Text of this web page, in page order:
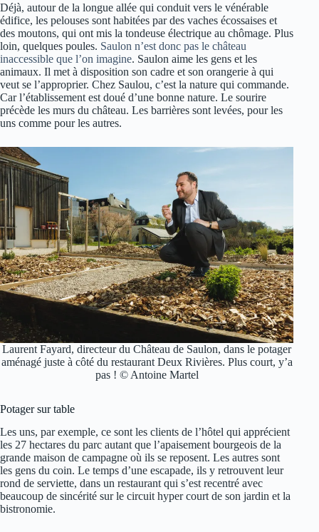
Déjà, autour de la longue allée qui conduit vers le vénérable
édifice, les pelouses sont habitées par des vaches écossaises et
des moutons, qui ont mis la tondeuse électrique au chômage. Plus
loin, quelques poules. Saulon n’est donc pas le château
inaccessible que l’on imagine. Saulon aime les gens et les
animaux. Il met à disposition son cadre et son orangerie à qui
veut se l’approprier. Chez Saulou, c’est la nature qui commande.
Car l’établissement est doué d’une bonne nature. Le sourire
précède les murs du château. Les barrières sont levées, pour les
uns comme pour les autres.
Laurent Fayard, directeur du Château de Saulon, dans le potager
aménagé juste à côté du restaurant Deux Rivières. Plus court, y’a
pas ! © Antoine Martel
Potager sur table
Les uns, par exemple, ce sont les clients de l’hôtel qui apprécient
les 27 hectares du parc autant que l’apaisement bourgeois de la
grande maison de campagne où ils se reposent. Les autres sont
les gens du coin. Le temps d’une escapade, ils y retrouvent leur
rond de serviette, dans un restaurant qui s’est recentré avec
beaucoup de sincérité sur le circuit hyper court de son jardin et la
bistronomie.